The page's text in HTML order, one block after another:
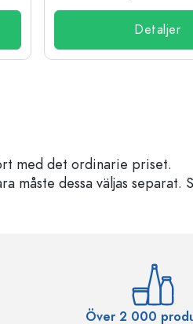
Detaljer
med det ordinarie priset.
måste dessa väljas
Över 2 000